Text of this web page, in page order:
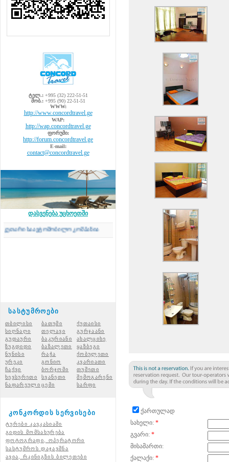
ტელ.:+995 (32) 222-51-51
მობ.:+995 (90) 22-51-51
WWW:
http://www.concordtravel.ge
WAP:
http://wap.concordtravel.ge
ფორუმი:
http://forum.concordtravel.ge
E-mail:
contact@concordtravel.ge
დასვენება უცხოეთში
საავტომობილო კომპანია
სასტუმროები
თბილისი ბათუმი
ქუთაისი
სიღნაღი
თელავი
გურჯაანი
გუდაური
ბაკურიანი ახალციხე
ზუგდიდი
ბაზალეთი
ყაზბეგი
ნუნისი
რაჭა
ქობულეთი
ურეკი
გონიო
კვარიათი
ჩაქვი
ბორჯომი
თუშეთი
ხევსურეთი
სვანეთი
შემოგარენი
ნაფარეული ცემი სარფი
კონკორდის სერვისები
ტურები კავკასიაში
გიდის მომსახურება
ფოტოგრაფი, ოპერატორი
სასტუმროს დაჯავშნა
ავია, რკინიგზის ბილეთები
ქართულად
სახელი: *
გვარი: *
მისამართი:
ქალაქი: *